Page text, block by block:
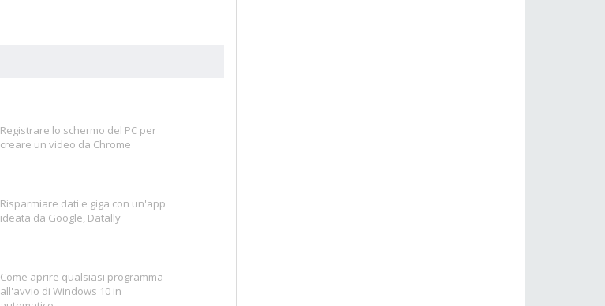
Registrare lo schermo del PC per
creare un video da Chrome
Risparmiare dati e giga con un'app
ideata da Google, Datally
Come aprire qualsiasi programma
all'avvio di Windows 10 in